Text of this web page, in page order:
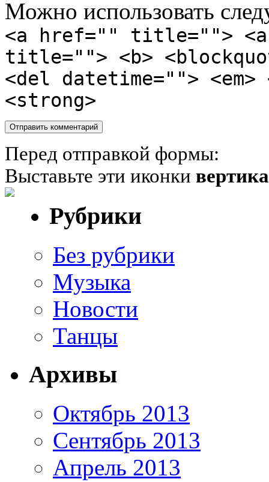
Можно использовать
<a href="" title="">
title=""> <b>
<del datetime="">
<strong>
Перед отправкой формы:
Выставьте эти иконки
Рубрики
Без рубрики
Музыка
Новости
Танцы
Архивы
Октябрь 2013
Сентябрь 2013
Апрель 2013